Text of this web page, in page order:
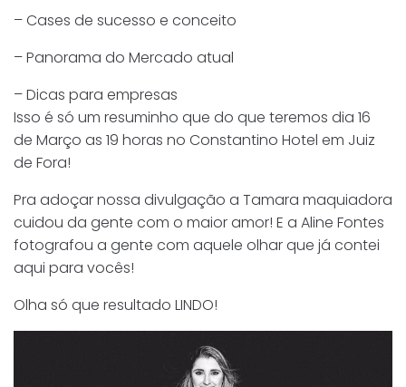
– Cases de sucesso e conceito
– Panorama do Mercado atual
– Dicas para empresas
Isso é só um resuminho que do que teremos dia 16
de Março as 19 horas no Constantino Hotel em Juiz
de Fora!
Pra adoçar nossa divulgação a Tamara maquiadora
cuidou da gente com o maior amor! E a Aline Fontes
fotografou a gente com aquele olhar que já contei
aqui para vocês!
Olha só que resultado LINDO!